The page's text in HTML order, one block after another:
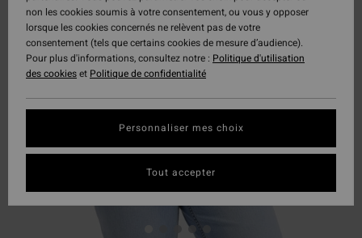
non les cookies soumis à votre consentement, ou vous y opposer
lorsque les cookies concernés ne relèvent pas de votre
consentement (tels que certains cookies de mesure d’audience).
Pour plus d'informations, consultez notre : Politique d'utilisation
des cookieset Politique de confidentialité
Personnaliser mes choix
Tout accepter